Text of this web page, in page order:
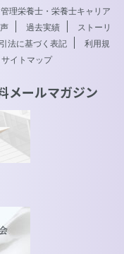
管理栄養士・栄養士キャリア
過去実績
ストーリ
法に基づく表記
利用規
サイトマップ
メールマガジン